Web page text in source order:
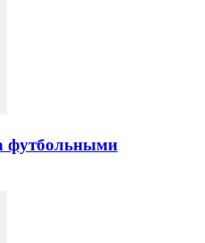
футбольными